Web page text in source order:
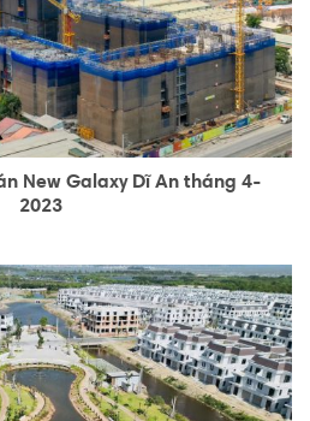
New Galaxy Dĩ An tháng 4-
2023